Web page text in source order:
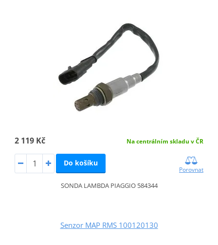
2 119 Kč Na centrálním skladu v ČR
Do košíku
Porovnat
SONDA LAMBDA PIAGGIO 584344
Senzor MAP RMS 100120130